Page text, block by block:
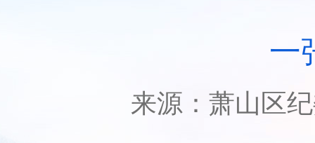
一
来源： 萧山区